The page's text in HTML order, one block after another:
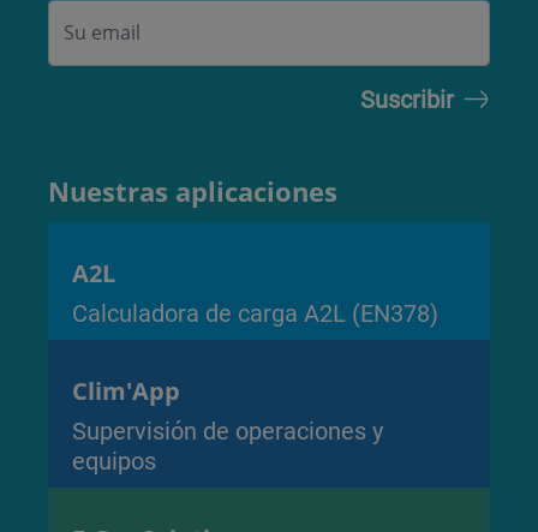
Nuestras aplicaciones
A2L
Calculadora de carga A2L (EN378)
Clim'App
Supervisión de operaciones y
equipos